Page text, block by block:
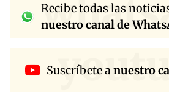
Recibe todas las
nuestro canal de
Suscríbete anuestro